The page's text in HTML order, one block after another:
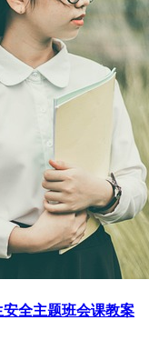
全主题班会课教案